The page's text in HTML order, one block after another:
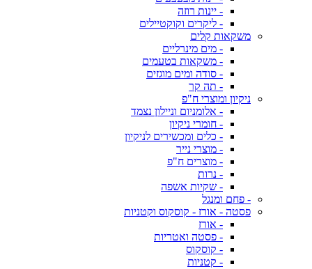
- יינות רוזה
- ליקרים וקוקטיילים
משקאות קלים
- מים מינרליים
- משקאות בטעמים
- סודה ומים מוגזים
- תה קר
ניקיון ומוצרי ח"פ
- אלומניום וניילון נצמד
- חומרי ניקיון
- כלים ומכשירים לניקיון
- מוצרי נייר
- מוצרים ח"פ
- נרות
- שקיות אשפה
- פחם ומנגל
פסטה - אורז - קוסקוס וקטניות
- אורז
- פסטה ואטריות
- קוסקוס
- קטניות